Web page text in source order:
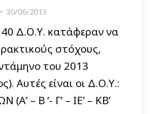
30/06/2013
Δ.Ο.Υ. κατάφεραν να
στόχους,
του 2013
Αυτές είναι οι Δ.Ο.Υ.:
(Α’ – Β ‘- Γ’ – ΙΕ’ – ΚΒ’